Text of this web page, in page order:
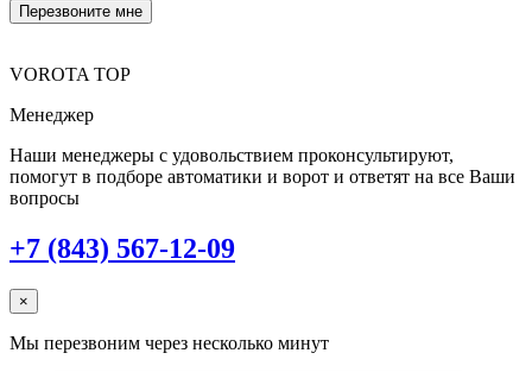
VOROTA TOP
Менеджер
Наши менеджеры с удовольствием проконсультируют,
помогут в подборе автоматики и ворот и ответят на все Ваши
вопросы
+7 (843) 567-12-09
×
Мы перезвоним через несколько минут